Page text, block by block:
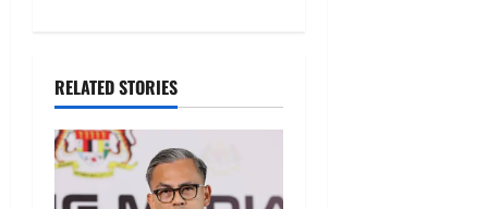
RELATED STORIES